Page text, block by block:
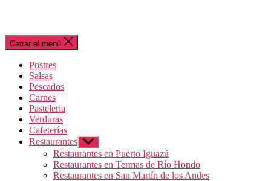
Cerrar el menú
Postres
Salsas
Pescados
Carnes
Pasteleria
Verduras
Cafeterías
Restaurantes Mostrar
el
submenú
Restaurantes en Puerto Iguazú
Restaurantes en Termas de Río Hondo
Restaurantes en San Martín de los Andes